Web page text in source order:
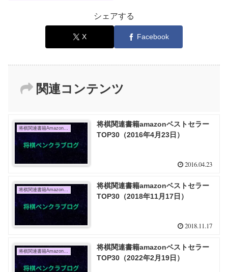
シェアする
X Facebook
関連コンテンツ
将棋関連書籍Amazon売上TOP10
将棋関連書籍amazonベストセラー
TOP30（2016年4月23日）
2016.04.23
将棋関連書籍Amazon売上TOP10
将棋関連書籍amazonベストセラー
TOP30（2018年11月17日）
2018.11.17
将棋関連書籍Amazon売上TOP10
将棋関連書籍amazonベストセラー
TOP30（2022年2月19日）